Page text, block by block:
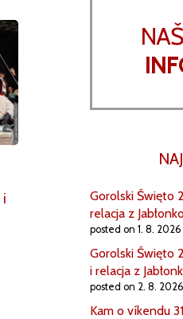
i
Gorolski Święto
relacja z
posted on 1. 8. 2026
Gorolski Święto
i relacja z
posted on 2. 8. 2026
Kam o víkendu